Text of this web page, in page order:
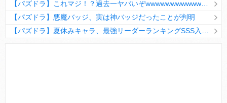
【パズドラ】悪魔バッジ、実は神バッジだったことが判明